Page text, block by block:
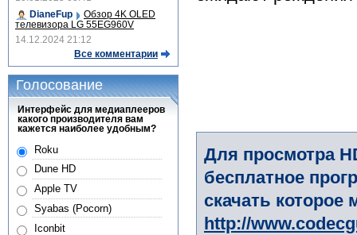
Для просмотра
бесплатное
скачать
http://
DianeFup
Обзор 4K OLED
телевизора LG 55EG960V
14.12.2024 21:12
Все комментарии
Голосование
Интерфейс для медиаплееров
какого производителя вам
кажется наиболее удобным?
Roku
Dune HD
Apple TV
Syabas (Pocorn)
Iconbit